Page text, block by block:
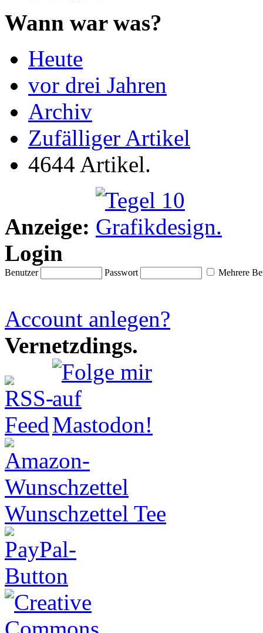
Wann war was?
Heute
vor drei Jahren
Archiv
Zufälliger Artikel
4644 Artikel.
Anzeige:
Login
Benutzer Passwort Mehrere
Account anlegen?
Vernetzdings.
Wunschzettel Tee